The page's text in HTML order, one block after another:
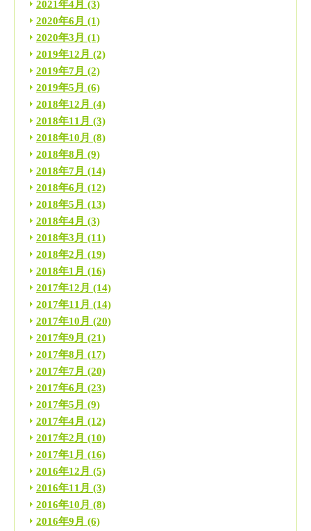
2021年4月 (3)
2020年6月 (1)
2020年3月 (1)
2019年12月 (2)
2019年7月 (2)
2019年5月 (6)
2018年12月 (4)
2018年11月 (3)
2018年10月 (8)
2018年8月 (9)
2018年7月 (14)
2018年6月 (12)
2018年5月 (13)
2018年4月 (3)
2018年3月 (11)
2018年2月 (19)
2018年1月 (16)
2017年12月 (14)
2017年11月 (14)
2017年10月 (20)
2017年9月 (21)
2017年8月 (17)
2017年7月 (20)
2017年6月 (23)
2017年5月 (9)
2017年4月 (12)
2017年2月 (10)
2017年1月 (16)
2016年12月 (5)
2016年11月 (3)
2016年10月 (8)
2016年9月 (6)